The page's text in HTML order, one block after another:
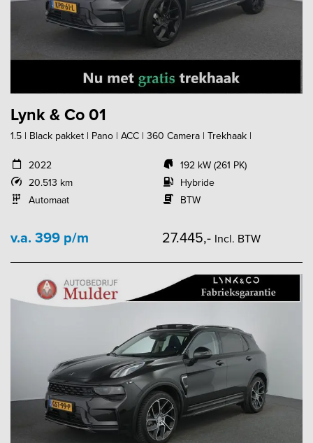
Lynk & Co 01
1.5 | Black pakket | Pano | ACC | 360 Camera | Trekhaak |
2022
20.513 km
Automaat
192 kW (261 PK)
Hybride
BTW
v.a. 399 p/m 27.445,- Incl. BTW